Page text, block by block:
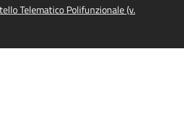
Telematico Polifunzionale (v.